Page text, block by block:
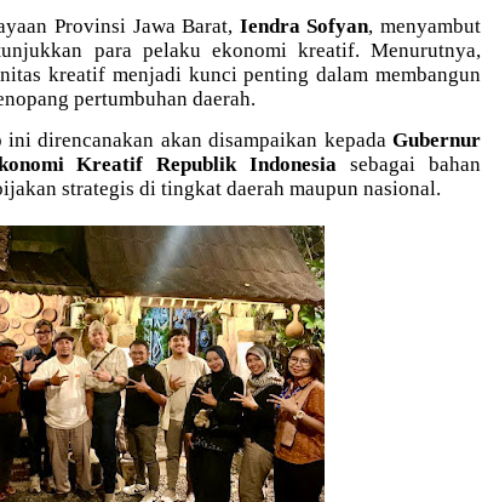
Provinsi Jawa Barat, Iendra Sofyan, menyambut
para pelaku ekonomi kreatif. Menurutnya,
kreatif menjadi kunci penting dalam membangun
pertumbuhan daerah.
direncanakan akan disampaikan kepada Gubernur
Kreatif Republik Indonesia sebagai bahan
strategis di tingkat daerah maupun nasional.